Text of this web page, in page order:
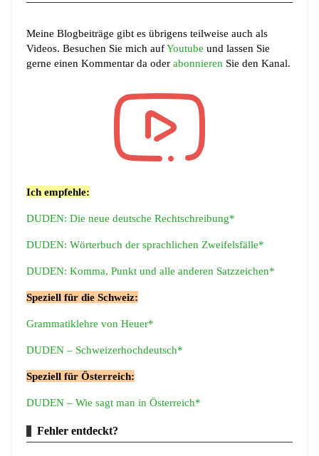
Meine Blogbeiträge gibt es übrigens teilweise auch als
Videos. Besuchen Sie mich aufYoutubeund lassen Sie
gerne einen Kommentar da oderabonnieren Sie den Kanal.
Ich empfehle:
DUDEN: Die neue deutsche Rechtschreibung*
DUDEN: Wörterbuch der sprachlichen Zweifelsfälle*
DUDEN: Komma, Punkt und alle anderen Satzzeichen*
Speziell für die Schweiz:
Grammatiklehre von Heuer*
DUDEN – Schweizerhochdeutsch*
Speziell für Österreich:
DUDEN – Wie sagt man in Österreich*
Fehler entdeckt?